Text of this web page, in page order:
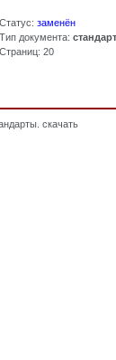
Статус: заменён
Тип документа: стандарт
Страниц: 20
скачать